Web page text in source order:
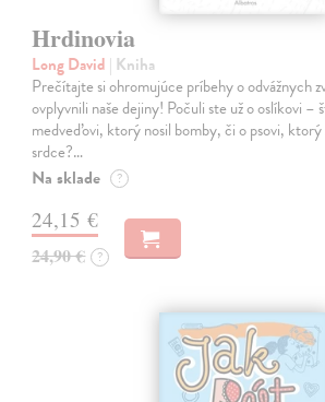
Hrdinovia
Long David | Kniha
Prečítajte si ohromujúce príbehy o odvážnych
ovplyvnili naše dejiny! Počuli ste už o oslíkovi –
medveďovi, ktorý nosil bomby, či o psovi, ktorý
srdce?…
Na sklade ?
24,15 €
24,90 € ?